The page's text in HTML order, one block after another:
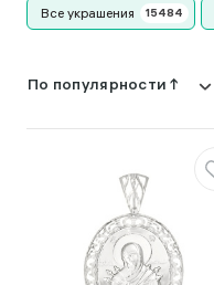
Все украшения